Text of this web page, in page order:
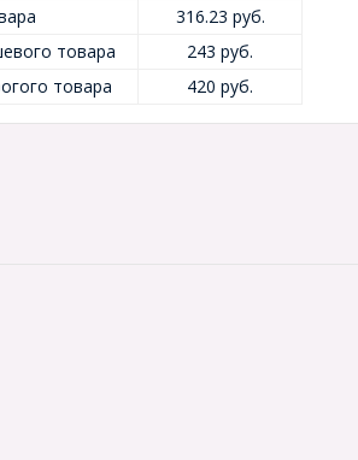
316.23 руб.
товара
243 руб.
товара
420 руб.